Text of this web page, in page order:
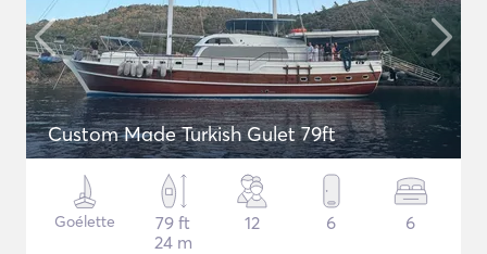
Custom Made Turkish Gulet 79ft
Goélette
79 ft
24 m
12 6 6